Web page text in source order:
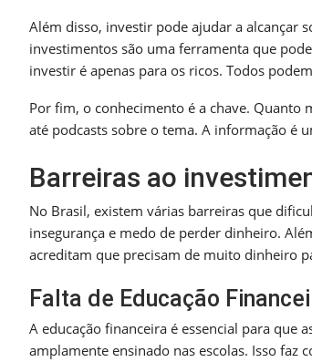
Além disso, investir pode ajudar a alcançar
investimentos são uma ferramenta que
investir é apenas para os ricos. Todos
Por fim, o conhecimento é a chave. Quanto
até podcasts sobre o tema. A informação é
Barreiras ao
No Brasil, existem várias barreiras que
insegurança e medo de perder dinheiro.
acreditam que precisam de muito dinheiro
Falta de Educação
A educação financeira é essencial para que
amplamente ensinado nas escolas. Isso faz